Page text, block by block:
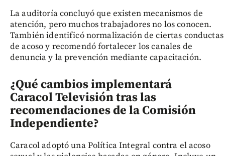
La auditoría concluyó que existen mecanismos de
atención, pero muchos trabajadores no los conocen.
También identificó normalización de ciertas conductas
de acoso y recomendó fortalecer los canales de
denuncia y la prevención mediante capacitación.
¿Qué cambios implementará
Caracol Televisión tras las
recomendaciones de la Comisión
Independiente?
Caracol adoptó una Política Integral contra el acoso